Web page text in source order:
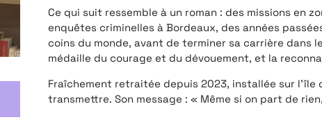
Ce qui suit ressemble à un roman : des missions en
enquêtes criminelles à Bordeaux, des années
coins du monde, avant de terminer sa carrière dans
médaille du courage et du dévouement, et la
Fraîchement retraitée depuis 2023, installée sur l’île
transmettre. Son message : « Même si on part de